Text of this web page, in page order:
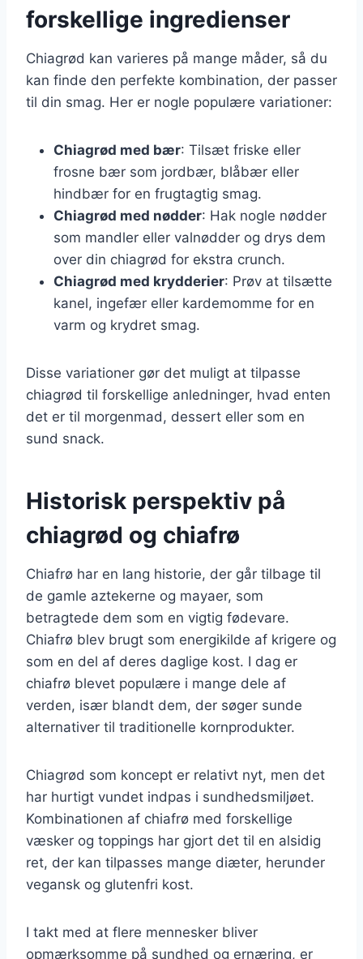
forskellige ingredienser
Chiagrød kan varieres på mange måder, så du
kan finde den perfekte kombination, der passer
til din smag. Her er nogle populære variationer:
Chiagrød med bær: Tilsæt friske eller
frosne bær som jordbær, blåbær eller
hindbær for en frugtagtig smag.
Chiagrød med nødder: Hak nogle nødder
som mandler eller valnødder og drys dem
over din chiagrød for ekstra crunch.
Chiagrød med krydderier: Prøv at tilsætte
kanel, ingefær eller kardemomme for en
varm og krydret smag.
Disse variationer gør det muligt at tilpasse
chiagrød til forskellige anledninger, hvad enten
det er til morgenmad, dessert eller som en
sund snack.
Historisk perspektiv på
chiagrød og chiafrø
Chiafrø har en lang historie, der går tilbage til
de gamle aztekerne og mayaer, som
betragtede dem som en vigtig fødevare.
Chiafrø blev brugt som energikilde af krigere og
som en del af deres daglige kost. I dag er
chiafrø blevet populære i mange dele af
verden, især blandt dem, der søger sunde
alternativer til traditionelle kornprodukter.
Chiagrød som koncept er relativt nyt, men det
har hurtigt vundet indpas i sundhedsmiljøet.
Kombinationen af chiafrø med forskellige
væsker og toppings har gjort det til en alsidig
ret, der kan tilpasses mange diæter, herunder
vegansk og glutenfri kost.
I takt med at flere mennesker bliver
opmærksomme på sundhed og ernæring, er